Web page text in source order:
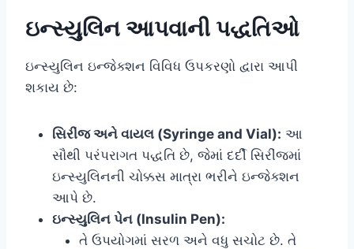
ઇન્સ્યુલિન આપવાની પદ્ધતિઓ
ઇન્સ્યુલિન ઇન્જેક્શન વિવિધ ઉપકરણો દ્વારા આપી
શકાય છે:
સિરીંજ અને વાયલ (Syringe and Vial): આ
સૌથી પરંપરાગત પદ્ધતિ છે, જેમાં દર્દી સિરીંજમાં
ઇન્સ્યુલિનની ચોક્કસ માત્રા ભરીને ઇન્જેક્શન
આપે છે.
ઇન્સ્યુલિન પેન (Insulin Pen):
તે ઉપયોગમાં સરળ અને વધુ સચોટ છે. તે